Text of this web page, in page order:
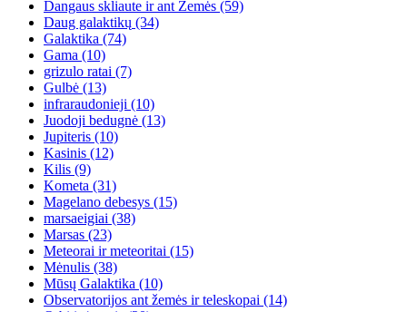
Dangaus skliaute ir ant Žemės (59)
Daug galaktikų (34)
Galaktika (74)
Gama (10)
grizulo ratai (7)
Gulbė (13)
infraraudonieji (10)
Juodoji bedugnė (13)
Jupiteris (10)
Kasinis (12)
Kilis (9)
Kometa (31)
Magelano debesys (15)
marsaeigiai (38)
Marsas (23)
Meteorai ir meteoritai (15)
Mėnulis (38)
Mūsų Galaktika (10)
Observatorijos ant žemės ir teleskopai (14)